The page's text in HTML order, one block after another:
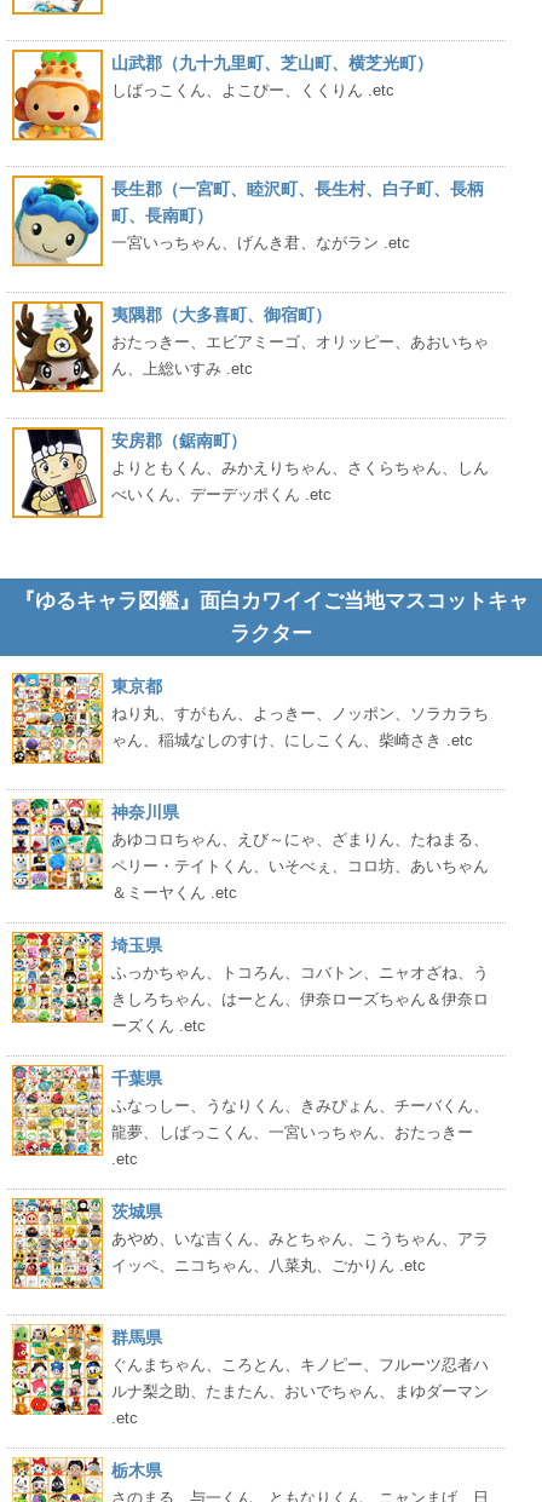
山武郡（九十九里町、芝山町、横芝光町）
しばっこくん、よこぴー、くくりん .etc
長生郡（一宮町、睦沢町、長生村、白子町、長柄
町、長南町）
一宮いっちゃん、げんき君、ながラン .etc
夷隅郡（大多喜町、御宿町）
おたっきー、エビアミーゴ、オリッピー、あおいちゃ
ん、上総いすみ .etc
安房郡（鋸南町）
よりともくん、みかえりちゃん、さくらちゃん、しん
べいくん、デーデッポくん .etc
『ゆるキャラ図鑑』面白カワイイご当地マスコットキャ
ラクター
東京都
ねり丸、すがもん、よっきー、ノッポン、ソラカラち
ゃん、稲城なしのすけ、にしこくん、柴崎さき .etc
神奈川県
あゆコロちゃん、えび～にゃ、ざまりん、たねまる、
ペリー・テイトくん、いそべぇ、コロ坊、あいちゃん
＆ミーヤくん .etc
埼玉県
ふっかちゃん、トコろん、コバトン、ニャオざね、う
きしろちゃん、はーとん、伊奈ローズちゃん＆伊奈ロ
ーズくん .etc
千葉県
ふなっしー、うなりくん、きみぴょん、チーバくん、
龍夢、しばっこくん、一宮いっちゃん、おたっきー
.etc
茨城県
あやめ、いな吉くん、みとちゃん、こうちゃん、アラ
イッペ、ニコちゃん、八菜丸、ごかりん .etc
群馬県
ぐんまちゃん、ころとん、キノピー、フルーツ忍者ハ
ルナ梨之助、たまたん、おいでちゃん、まゆダーマン
.etc
栃木県
さのまる、与一くん、ともなりくん、ニャンまげ、日